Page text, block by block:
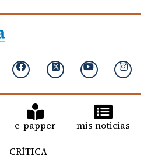
e-papper mis noticias
CRÍTICA